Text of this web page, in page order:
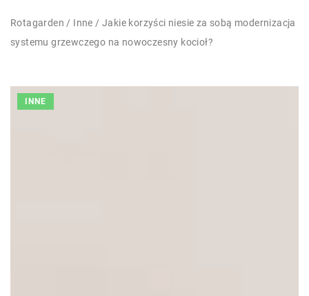
Rotagarden / Inne /Jakie korzyści niesie za sobą modernizacja
systemu grzewczego na nowoczesny kocioł?
INNE